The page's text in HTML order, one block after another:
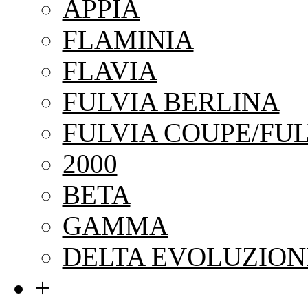
APPIA
FLAMINIA
FLAVIA
FULVIA BERLINA
FULVIA COUPE/
2000
BETA
GAMMA
DELTA
+